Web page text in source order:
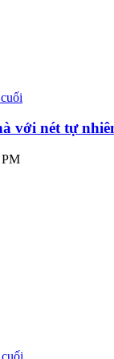
với nét tự
PM